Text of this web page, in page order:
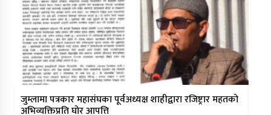
जुम्लामा पत्रकार महासंघका पूर्वअध्यक्ष शाहीद्वारा रजिष्ट्रार महतको
अभिव्यक्तिप्रति घोर आपत्ति